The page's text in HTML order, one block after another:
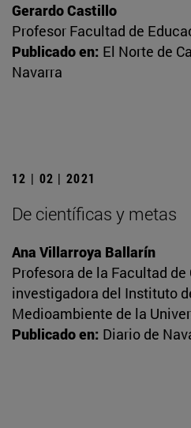
Gerardo Castillo
Profesor Facultad de
Publicado en: El Norte de
Navarra
12 | 02 | 2021
De científicas y metas
Ana Villarroya Ballarín
Profesora de la Facultad de
investigadora del Instituto
Medioambiente de la
Publicado en: Diario de